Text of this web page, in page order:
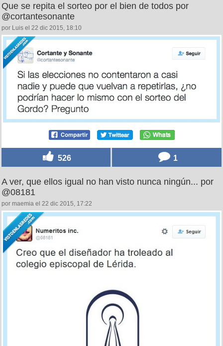
Que se repita el sorteo por el bien de todos por
@cortantesonante
por Luis el 22 dic 2015, 18:10
526 1
A ver, que ellos igual no han visto nunca ningún... por
@08181
por maemia el 22 dic 2015, 17:22